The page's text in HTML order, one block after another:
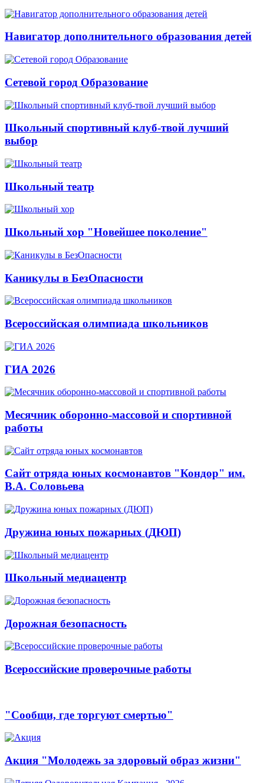
Навигатор дополнительного образования детей
Сетевой город Образование
Школьный спортивный клуб-твой лучший
выбор
Школьный театр
Школьный хор "Новейшее поколение"
Каникулы в БезОпасности
Всероссийская олимпиада школьников
ГИА 2026
Месячник оборонно-массовой и спортивной
работы
Сайт отряда юных космонавтов "Кондор" им.
В.А. Соловьева
Дружина юных пожарных (ДЮП)
Школьный медиацентр
Дорожная безопасность
Всероссийские проверочные работы
"Сообщи, где торгуют смертью"
Акция "Молодежь за здоровый образ жизни"